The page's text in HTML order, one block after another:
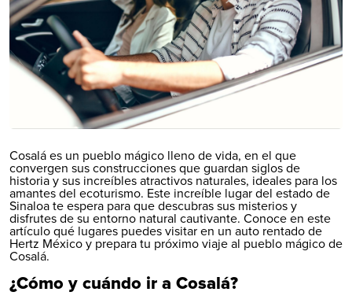
Cosalá es un pueblo mágico lleno de vida, en el que
convergen sus construcciones que guardan siglos de
historia y sus increíbles atractivos naturales, ideales para los
amantes del ecoturismo. Este increíble lugar del estado de
Sinaloa te espera para que descubras sus misterios y
disfrutes de su entorno natural cautivante. Conoce en este
artículo qué lugares puedes visitar en un auto rentado de
Hertz México y prepara tu próximo viaje al pueblo mágico de
Cosalá.
¿Cómo y cuándo ir a Cosalá?